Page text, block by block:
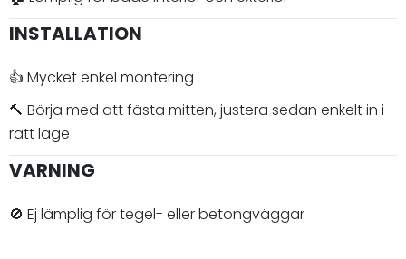
INSTALLATION
👍 Mycket enkel montering
🔨 Börja med att fästa mitten, justera sedan enkelt in i
rätt läge
VARNING
🚫 Ej lämplig för tegel- eller betongväggar